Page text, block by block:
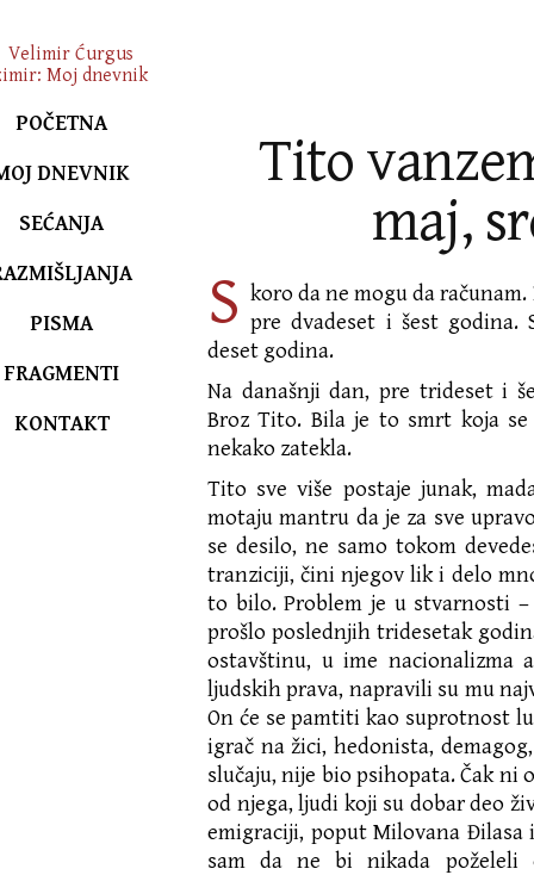
POČETNA
DNEVNIK
SEĆANJA
PISMA
FRAGMENTI
KONTAKT
Tito
maj,
S koro da ne mogu da
pre dvadeset i šest godina.
deset godina.
Na današnji dan, pre trideset i
Broz Tito. Bila je to smrt koja
nekako zatekla.
Tito sve više postaje junak,
motaju mantru da je za sve
se desilo, ne samo tokom
tranziciji, čini njegov lik i delo
to bilo. Problem je u stvarnosti
prošlo poslednjih tridesetak
ostavštinu, u ime nacionalizma
ljudskih prava, napravili su mu
On će se pamtiti kao suprotnost
igrač na žici, hedonista,
slučaju, nije bio psihopata. Čak
od njega, ljudi koji su dobar deo
emigraciji, poput Milovana Đilasa
sam da ne bi nikada poželeli